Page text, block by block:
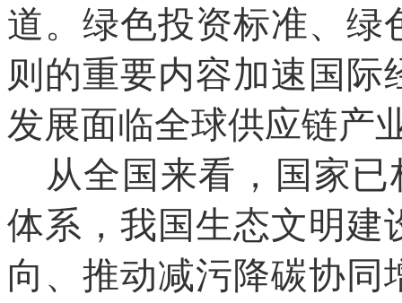
道。绿色投资标准、绿
则的重要内容加速国
发展面临全球供应链产
从全国来看，国家
体系，我国生态文明建
向、推动减污降碳协同